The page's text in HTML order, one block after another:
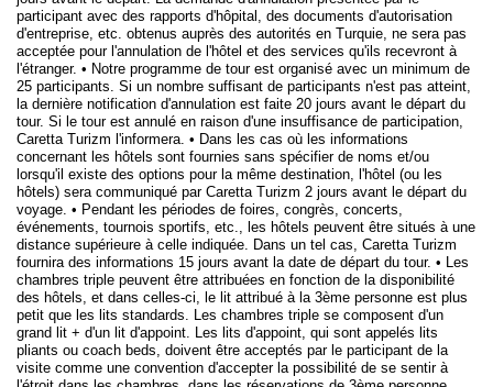
participant avec des rapports d'hôpital, des documents d'autorisation
d'entreprise, etc. obtenus auprès des autorités en Turquie, ne sera pas
acceptée pour l'annulation de l'hôtel et des services qu'ils recevront à
l'étranger. • Notre programme de tour est organisé avec un minimum de
25 participants. Si un nombre suffisant de participants n'est pas atteint,
la dernière notification d'annulation est faite 20 jours avant le départ du
tour. Si le tour est annulé en raison d'une insuffisance de participation,
Caretta Turizm l'informera. • Dans les cas où les informations
concernant les hôtels sont fournies sans spécifier de noms et/ou
lorsqu'il existe des options pour la même destination, l'hôtel (ou les
hôtels) sera communiqué par Caretta Turizm 2 jours avant le départ du
voyage. • Pendant les périodes de foires, congrès, concerts,
événements, tournois sportifs, etc., les hôtels peuvent être situés à une
distance supérieure à celle indiquée. Dans un tel cas, Caretta Turizm
fournira des informations 15 jours avant la date de départ du tour. • Les
chambres triple peuvent être attribuées en fonction de la disponibilité
des hôtels, et dans celles-ci, le lit attribué à la 3ème personne est plus
petit que les lits standards. Les chambres triple se composent d'un
grand lit + d'un lit d'appoint. Les lits d'appoint, qui sont appelés lits
pliants ou coach beds, doivent être acceptés par le participant de la
visite comme une convention d'accepter la possibilité de se sentir à